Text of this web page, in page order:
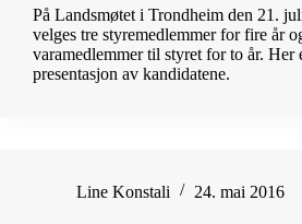
På Landsmøtet i Trondheim den 21.
velges tre styremedlemmer for fire år
varamedlemmer til styret for to år. Her
presentasjon av kandidatene.
Line Konstali 24. mai 2016